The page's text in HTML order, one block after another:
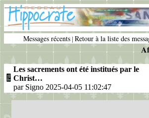
Messages récents | Retour à la liste des
Les sacrements ont été institués par le
Christ…
par Signo 2025-04-05 11:02:47